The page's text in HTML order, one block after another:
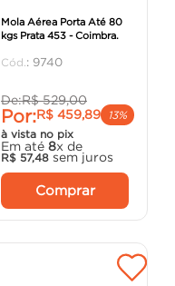
Mola Aérea Porta Até 80
kgs Prata 453 - Coimbra.
: 9740
De:R$ 529,00
Por:R$ 459,89
13%
à vista no pix
Em até 8x de
R$ 57,48 sem juros
Comprar